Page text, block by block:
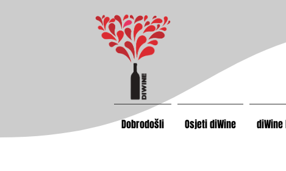
Dobrodošli Osjeti diWine diWine